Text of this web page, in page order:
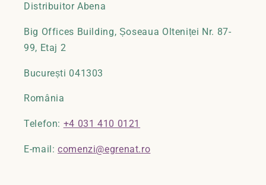
Distribuitor Abena
Big Offices Building, Șoseaua Olteniței Nr. 87-
99, Etaj 2
București 041303
România
Telefon: +4 031 410 0121
E-mail:comenzi@egrenat.ro